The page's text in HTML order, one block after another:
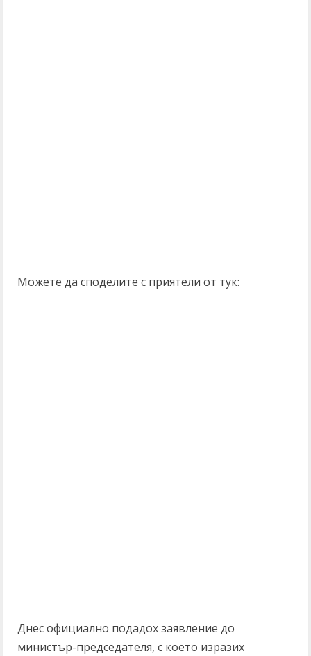
Можете да споделите с приятели от тук:
Днес официално подадох заявление до
министър-председателя, с което изразих